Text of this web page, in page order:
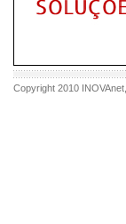
Copyright 2010 INOVAnet